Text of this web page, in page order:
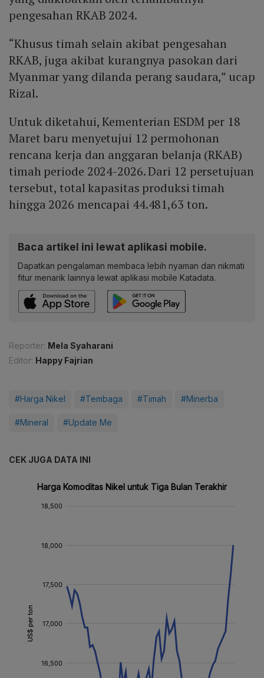
pengesahan RKAB 2024.
“Khusus timah selain akibat pengesahan
RKAB, juga akibat kurangnya pasokan dari
Myanmar yang dilanda perang saudara,” ucap
Rizal.
Untuk diketahui, Kementerian ESDM per 18
Maret baru menyetujui 12 permohonan
rencana kerja dan anggaran belanja (RKAB)
timah periode 2024-2026. Dari 12 persetujuan
tersebut, total kapasitas produksi timah
hingga 2026 mencapai 44.481,63 ton.
Baca artikel ini lewat aplikasi mobile.
Dapatkan pengalaman membaca lebih nyaman dan nikmati
fitur menarik lainnya lewat aplikasi mobile Katadata.
Reporter: Mela Syaharani
Editor: Happy Fajrian
#Harga Nikel #Tembaga #Timah #Minerba
#Mineral #Update Me
CEK JUGA DATA INI